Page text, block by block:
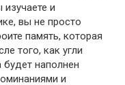
изучаете и
вы не просто
память, которая
того, как угли
будет наполнен
и